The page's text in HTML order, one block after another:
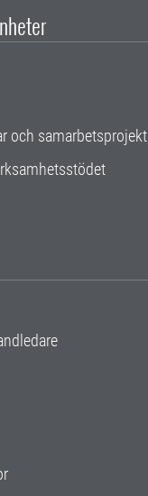
och samarbetsprojekt